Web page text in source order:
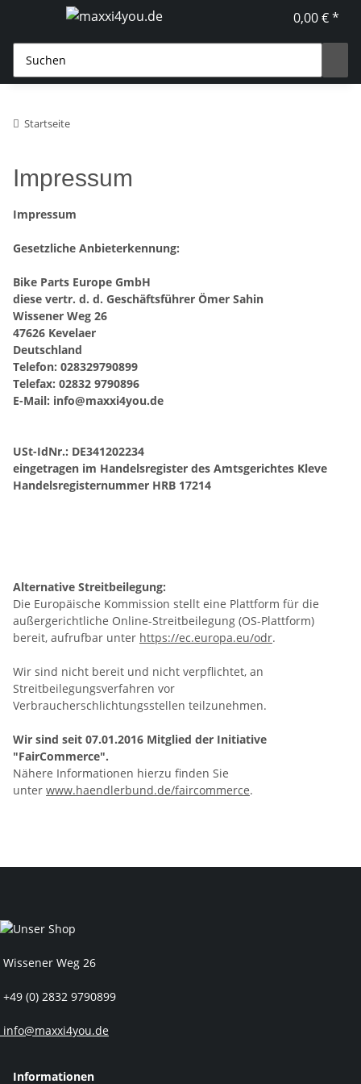
0,00 € *
Startseite
Impressum
Impressum
Gesetzliche Anbieterkennung:
Bike Parts Europe GmbH
diese vertr. d. d. Geschäftsführer Ömer Sahin
Wissener Weg 26
47626 Kevelaer
Deutschland
Telefon: 028329790899
Telefax: 02832 9790896
E-Mail: info@maxxi4you.de
USt-IdNr.: DE341202234
eingetragen im Handelsregister des Amtsgerichtes Kleve
Handelsregisternummer HRB 17214
Alternative Streitbeilegung:
Die Europäische Kommission stellt eine Plattform für die
außergerichtliche Online-Streitbeilegung (OS-Plattform)
bereit, aufrufbar unter https://ec.europa.eu/odr.
Wir sind nicht bereit und nicht verpflichtet, an
Streitbeilegungsverfahren vor
Verbraucherschlichtungsstellen teilzunehmen.
Wir sind seit 07.01.2016 Mitglied der Initiative
"FairCommerce".
Nähere Informationen hierzu finden Sie
unter www.haendlerbund.de/faircommerce.
Wissener Weg 26
+49 (0) 2832 9790899
info@maxxi4you.de
Informationen